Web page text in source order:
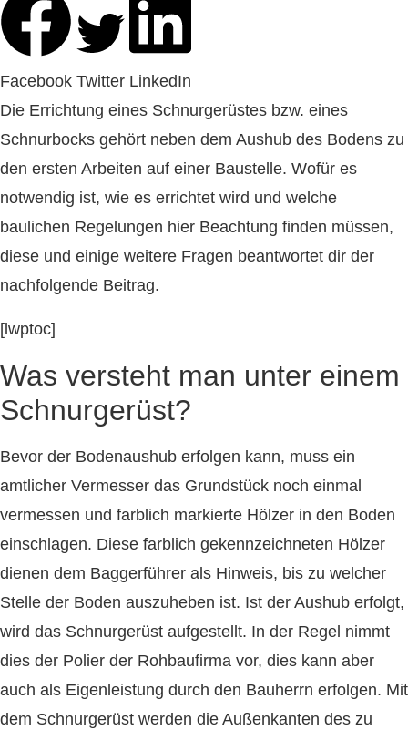
Facebook Twitter LinkedIn
Die Errichtung eines Schnurgerüstes bzw. eines
Schnurbocks gehört neben dem Aushub des Bodens zu
den ersten Arbeiten auf einer Baustelle. Wofür es
notwendig ist, wie es errichtet wird und welche
baulichen Regelungen hier Beachtung finden müssen,
diese und einige weitere Fragen beantwortet dir der
nachfolgende Beitrag.
[lwptoc]
Was versteht man unter einem
Schnurgerüst?
Bevor der Bodenaushub erfolgen kann, muss ein
amtlicher Vermesser das Grundstück noch einmal
vermessen und farblich markierte Hölzer in den Boden
einschlagen. Diese farblich gekennzeichneten Hölzer
dienen dem Baggerführer als Hinweis, bis zu welcher
Stelle der Boden auszuheben ist. Ist der Aushub erfolgt,
wird das Schnurgerüst aufgestellt. In der Regel nimmt
dies der Polier der Rohbaufirma vor, dies kann aber
auch als Eigenleistung durch den Bauherrn erfolgen. Mit
dem Schnurgerüst werden die Außenkanten des zu